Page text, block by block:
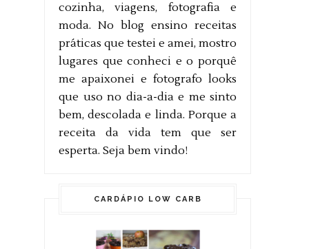
cozinha, viagens, fotografia e
moda. No blog ensino receitas
práticas que testei e amei, mostro
lugares que conheci e o porquê
me apaixonei e fotografo looks
que uso no dia-a-dia e me sinto
bem, descolada e linda. Porque a
receita da vida tem que ser
esperta. Seja bem vindo!
CARDÁPIO LOW CARB